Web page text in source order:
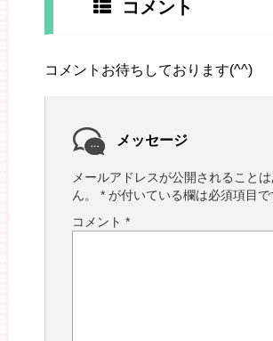
コメント
コメントお待ちしております(^^)
メッセージ
メールアドレスが公開されること
ん。
* が付いている欄は必須項目で
コメント *